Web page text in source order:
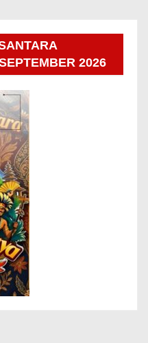
2026